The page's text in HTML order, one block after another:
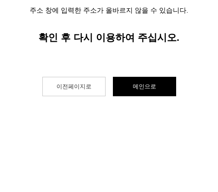
주소 창에 입력한 주소가 올바르지 않을 수 있습니다.
확인 후 다시 이용하여 주십시오.
이전페이지로 메인으로